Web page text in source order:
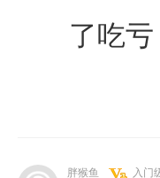
了吃
胖猴鱼 入门